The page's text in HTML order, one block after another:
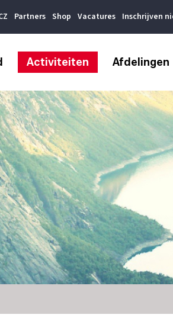
Partners Shop Vacatures Inschrijven
Activiteiten Afdelingen